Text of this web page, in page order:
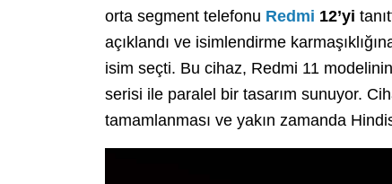
orta segment telefonu Redmi 12’yi
açıklandı ve isimlendirme
isim seçti. Bu cihaz, Redmi 11
serisi ile paralel bir tasarım sunuyor.
tamamlanması ve yakın zamanda